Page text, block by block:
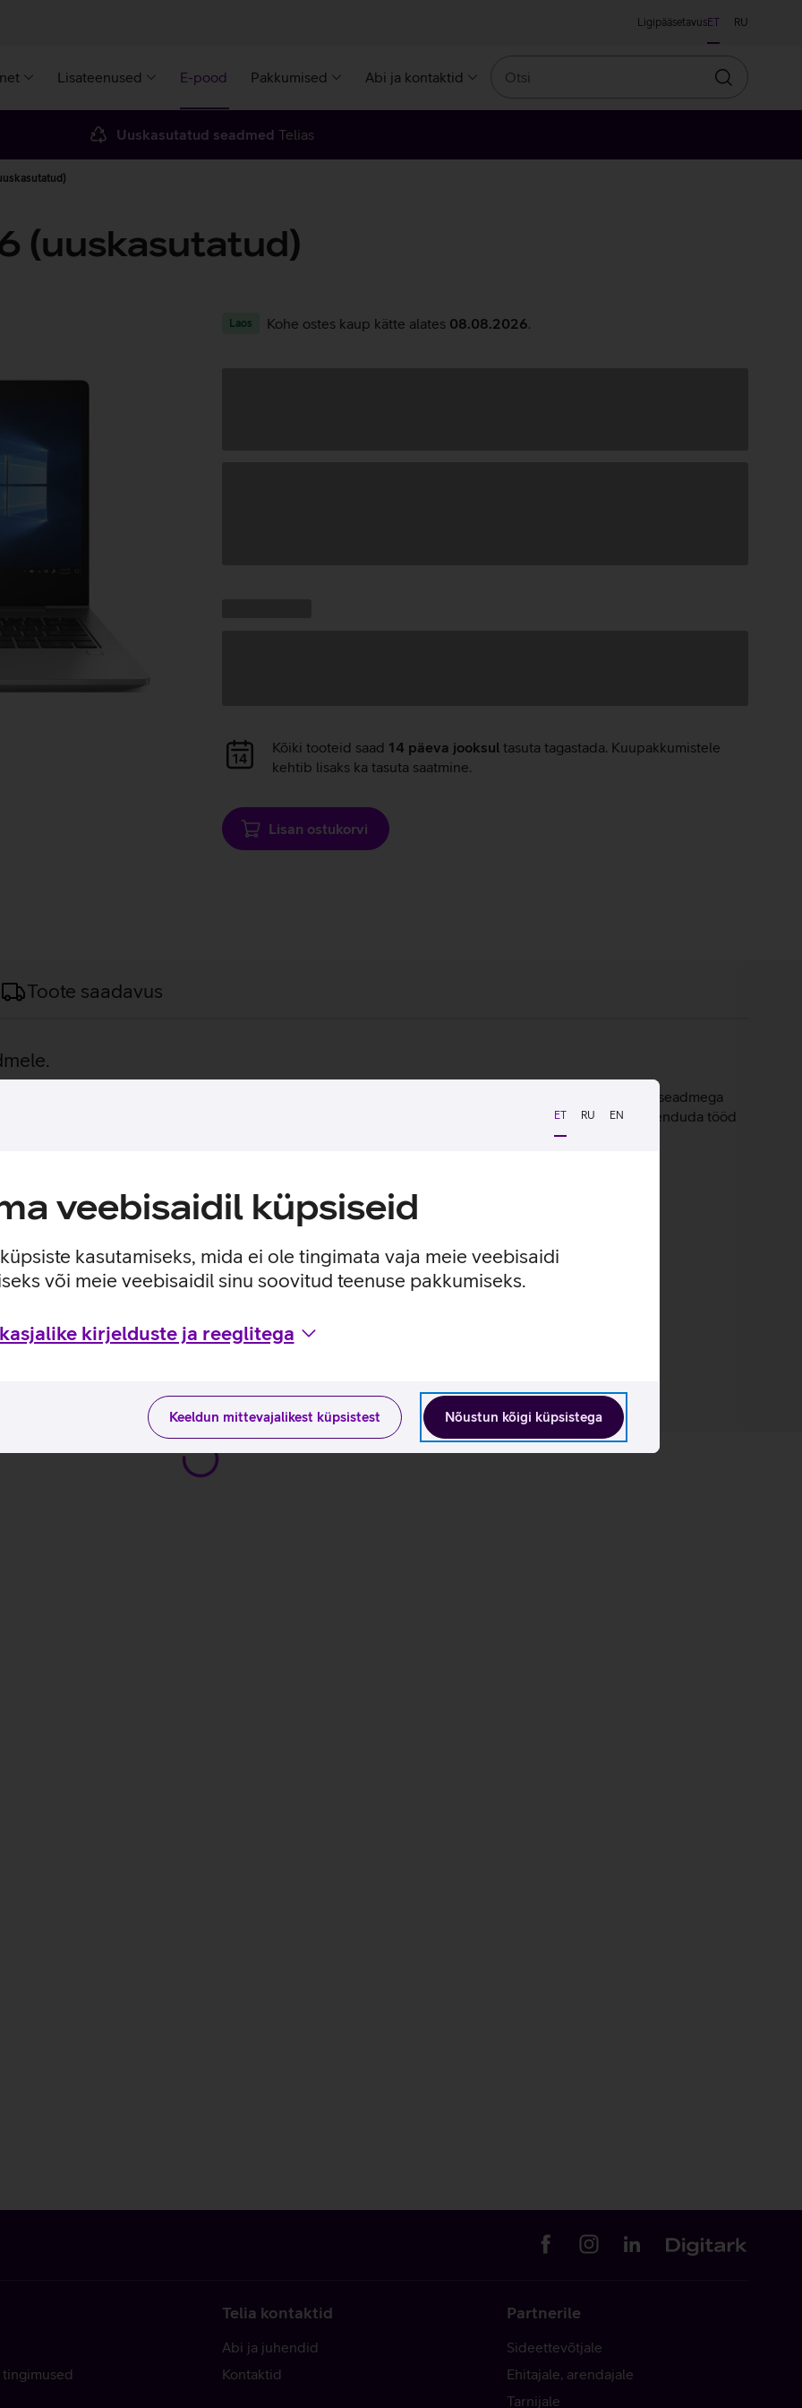
ET RU EN
veebisaidil küpsiseid
kasutamiseks, mida ei ole tingimata vaja meie veebisaidi
või meie veebisaidil sinu soovitud teenuse pakkumiseks.
kirjelduste ja reeglitega
Nõustun kõigi küpsistega
Keeldun mittevajalikest küpsistest
LigipääsetavusET RU
Lisateenused E-pood Pakkumised Abi ja kontaktid
Otsin
Uuskasutatud seadmed Telias
(uuskasutatud)
Laos Kohe ostes kaup kätte alates 08.08.2026
Andmete
laadimine
Kõiki tooteid saad 14 päeva jooksul tasuta tagastada. Kuupakkumistele
kehtib lisaks ka tasuta saatmine.
Lisan ostukorvi
Toote saadavus
sind hästi kontoris. AMD Ryzen 5 Pro 3500U protsessori, 16 GB põhimälu ja 256 GB SSD välkmäluseadmega
Pikk aku tugiaeg laseb tööd teha igal pool, aga kontoris võimaldab dokkimistugi mugavalt ühenduda tööd
Windows 10 Pro operatsioonisüsteemil.
kehtib aastane garantii.
ning see on uuendatav Windows 11 peale.
kõrge kontrastsuse ja loomutruu värviedastusega.
tugi.
Telia kontaktid
Abi ja juhendid
Kontaktid
Partnerile
Sideettevõtjale
Ehitajale, arendajale
Tarnijale